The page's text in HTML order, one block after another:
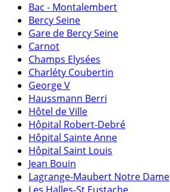
Bac - Montalembert
Bercy Seine
Gare de Bercy Seine
Carnot
Champs Elysées
Charléty Coubertin
George V
Haussmann Berri
Hôtel de Ville
Hôpital Robert-Debré
Hôpital Sainte Anne
Hôpital Saint Louis
Jean Bouin
Lagrange-Maubert Notre Dame